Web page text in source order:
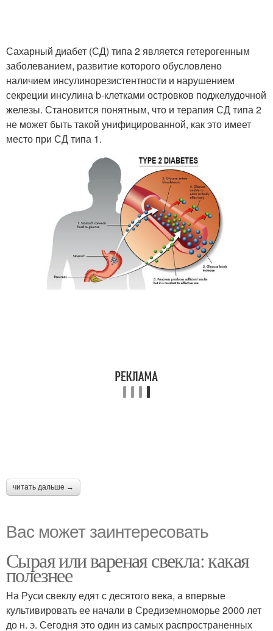
Сахарный диабет (СД) типа 2 является гетерогенным
заболеванием, развитие которого обусловлено
наличием инсулинорезистентности и нарушением
секреции инсулина b-клетками островков поджелудочной
железы. Становится понятным, что и терапия СД типа 2
не может быть такой унифицированной, как это имеет
место при СД типа 1.
читать дальше →
Вас может заинтересовать
Сырая или вареная свекла: какая
полезнее
На Руси свеклу едят с десятого века, а впервые
культивировать ее начали в Средиземноморье 2000 лет
до н. э. Сегодня это один из самых распространенных